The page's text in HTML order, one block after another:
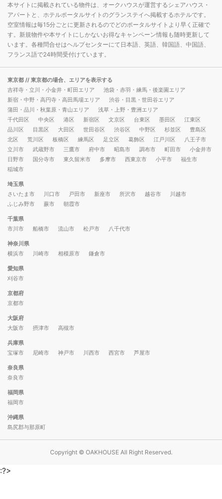
本サイトに掲載されている物件は、オークハウスが運営するシェアハウス・
アパートと、ホテルポータルサイトのグランステイへ掲載するホテルです。
空室情報は毎15分ごとに更新されるのでどのポータルサイトより早く正確で
す。新規物件や本サイトにしかないお得なキャンペーン情報も随時更新して
います。各種問合せはヘルプセンターにて日本語、英語、韓国語、中国語、
フランス語で24時間受付けています。
東京都 // 東京都の場合、エリアを表示する
吉祥寺・立川・小金井・町田エリア
池袋・赤羽・練馬・後楽園エリア
新宿・中野・高円寺・高田馬場エリア
渋谷・目黒・世田谷エリア
蒲田・品川・秋葉原・青山エリア
浅草・上野・豊洲エリア
千代田区
中央区 港区 新宿区 文京区 台東区 墨田区
江東区
品川区
目黒区 大田区 世田谷区 渋谷区 中野区 杉並区
豊島区
北区
荒川区 板橋区 練馬区 足立区 葛飾区 江戸川区
八王子市
立川市
武蔵野市 三鷹市 府中市 昭島市 調布市 町田市
小金井市
日野市
国分寺市 東久留米市 多摩市 西東京市 小平市
福生市
稲城市
埼玉県
さいたま市
川口市 戸田市 新座市 所沢市 越谷市
川越市
ふじみ野市
蕨市 朝霞市
千葉県
市川市
船橋市 流山市 松戸市 八千代市
神奈川県
横浜市
川崎市 相模原市 鎌倉市
愛知県
刈谷市
京都府
京都市
大阪府
大阪市
摂津市 高槻市
兵庫県
宝塚市
尼崎市 神戸市 川西市 西宮市 芦屋市
奈良県
奈良市
福岡県
福岡市
沖縄県
島尻郡与那原町
Copyright © OAKHOUSE All Right Reserved.
:?>